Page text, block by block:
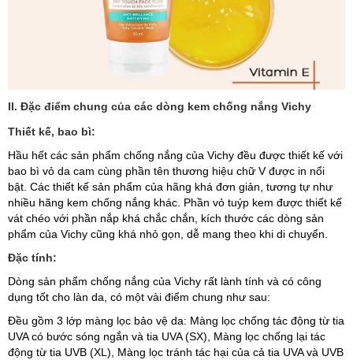
II. Đặc điểm chung của các dòng kem chống nắng Vichy
Thiết kế, bao bì:
Hầu hết các sản phẩm chống nắng của Vichy đều được thiết kế với
bao bì vỏ da cam cùng phần tên thương hiệu chữ V được in nổi
bật. Các thiết kế sản phẩm của hãng khá đơn giản, tương tự như
nhiều hãng kem chống nắng khác. Phần vỏ tuýp kem được thiết kế
vát chéo với phần nắp khá chắc chắn, kích thước các dòng sản
phẩm của Vichy cũng khá nhỏ gọn, dễ mang theo khi di chuyển.
Đặc tính:
Dòng sản phẩm chống nắng của Vichy rất lành tính và có công
dụng tốt cho làn da, có một vài điểm chung như sau:
Đều gồm 3 lớp màng lọc bảo vệ da: Màng lọc chống tác động từ tia
UVA có bước sóng ngắn và tia UVA (SX), Màng lọc chống lại tác
động từ tia UVB (XL), Màng lọc tránh tác hại của cả tia UVA và UVB